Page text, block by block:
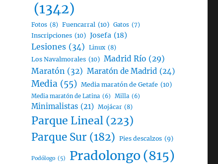
(1342)
Fotos (8) Fuencarral (10) Gatos (7)
Inscripciones (10) Josefa (18)
Lesiones (34) Linux (8)
Los Navalmorales (10) Madrid Río (29)
Maratón (32) Maratón de Madrid (24)
Media (55) Media maratón de Getafe (10)
Media maratón de Latina (6) Milla (6)
Minimalistas (21) Mojácar (8)
Parque Lineal (223)
Parque Sur (182) Pies descalzos (9)
Podólogo (5) Pradolongo(815)